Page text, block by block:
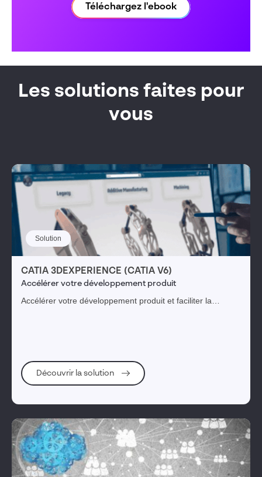
Téléchargez l'ebook
Les solutions faites pour
vous
Solution
CATIA 3DEXPERIENCE (CATIA V6)
Accélérer votre développement produit
Accélérer votre développement produit et faciliter la
Découvrir la solution